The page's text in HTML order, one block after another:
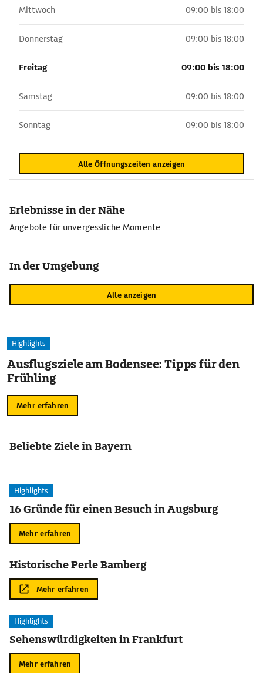
Mittwoch 09:00 bis 18:00
Donnerstag 09:00 bis 18:00
Freitag 09:00 bis 18:00
Samstag 09:00 bis 18:00
Sonntag 09:00 bis 18:00
Alle Öffnungszeiten anzeigen
Erlebnisse in der Nähe
Angebote für unvergessliche Momente
In der Umgebung
Alle anzeigen
Highlights
Ausflugsziele am Bodensee: Tipps für den
Frühling
Mehr erfahren
Beliebte Ziele in Bayern
Highlights
16 Gründe für einen Besuch in Augsburg
Mehr erfahren
Historische Perle Bamberg
Mehr erfahren
Highlights
Sehenswürdigkeiten in Frankfurt
Mehr erfahren